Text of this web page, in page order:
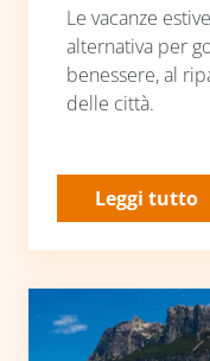
Le vacanze
alternativa per
benessere, al
delle città.
Leggi tutto